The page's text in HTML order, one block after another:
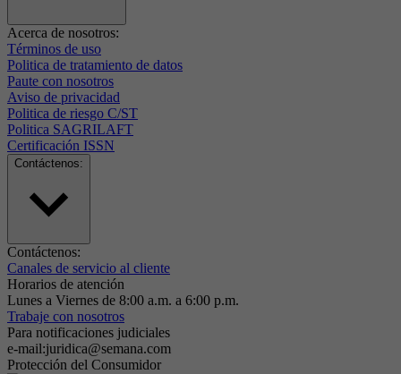
Acerca de nosotros:
Términos de uso
Politica de tratamiento de datos
Paute con nosotros
Aviso de privacidad
Politica de riesgo C/ST
Politica SAGRILAFT
Certificación ISSN
Contáctenos:
Contáctenos:
Canales de servicio al cliente
Horarios de atención
Lunes a Viernes de 8:00 a.m. a 6:00 p.m.
Trabaje con nosotros
Para notificaciones judiciales
e-mail:juridica@semana.com
Protección del Consumidor